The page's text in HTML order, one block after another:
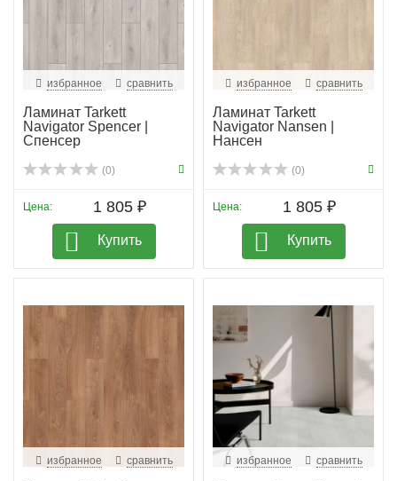
избранное сравнить
Ламинат Tarkett
Navigator Spencer |
Спенсер
(0)
Цена: 1 805 ₽
Купить
избранное сравнить
Ламинат Tarkett
Navigator Nansen |
Нансен
(0)
Цена: 1 805 ₽
Купить
избранное сравнить избранное сравнить